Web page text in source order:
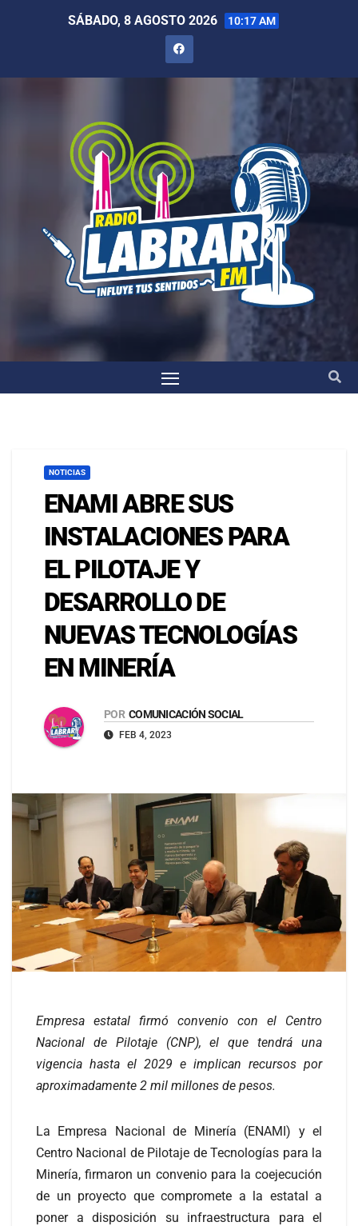
SÁBADO, 8 AGOSTO 2026 10:17 AM
NOTICIAS
ENAMI ABRE SUS
INSTALACIONES PARA
EL PILOTAJE Y
DESARROLLO DE
NUEVAS TECNOLOGÍAS
EN MINERÍA
POR COMUNICACIÓN SOCIAL
FEB 4, 2023
Empresa estatal firmó convenio con el Centro
Nacional de Pilotaje (CNP), el que tendrá una
vigencia hasta el 2029 e implican recursos por
aproximadamente 2 mil millones de pesos.
La Empresa Nacional de Minería (ENAMI) y el
Centro Nacional de Pilotaje de Tecnologías para la
Minería, firmaron un convenio para la coejecución
de un proyecto que compromete a la estatal a
poner a disposición su infraestructura para el